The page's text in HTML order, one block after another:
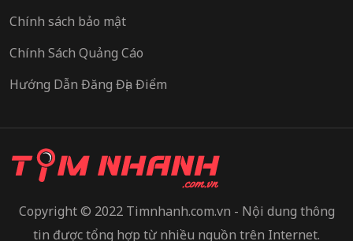
Chính sách bảo mật
Chính Sách Quảng Cáo
Hướng Dẫn Đăng Địa Điểm
Copyright © 2022 Timnhanh.com.vn - Nội dung thông
tin được tổng hợp từ nhiều nguồn trên Internet.